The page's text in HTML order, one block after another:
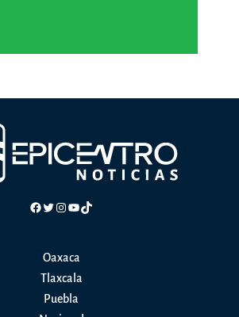
Facebook
Twitter
Instagram
YouTube
TikTok
Oaxaca
Tlaxcala
Puebla